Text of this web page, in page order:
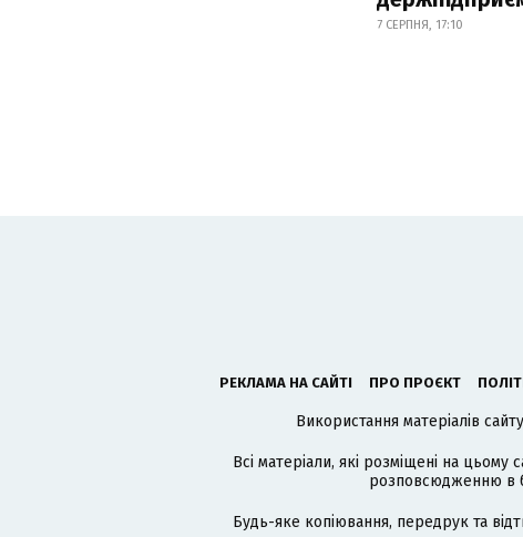
7 СЕРПНЯ, 17:10
РЕКЛАМА НА САЙТІ ПРО ПРОЄКТ
Використання матеріалів
Всі матеріали, які розміщені на цьому
розповсюдженню в
Будь-яке копіювання, передрук та